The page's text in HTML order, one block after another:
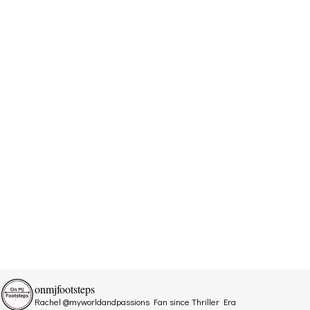
onmjfootsteps
Rachel @myworldandpassions Fan since Thriller Era